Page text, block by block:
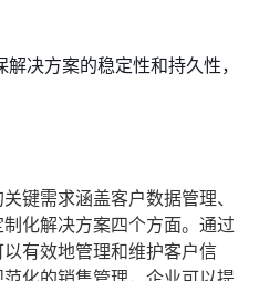
解决方案的稳定性和持久性，
键需求涵盖客户数据管理、
化解决方案四个方面。通过
有效地管理和维护客户信